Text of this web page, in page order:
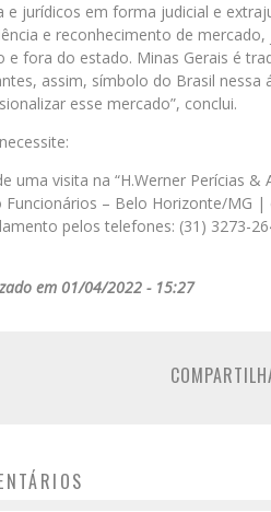
e jurídicos em forma judicial e
e reconhecimento de
e fora do estado. Minas Gerais é
assim, símbolo do Brasil
esse mercado”, conclui.
uma visita na “H.Werner Perícias
Funcionários – Belo Horizonte/MG
pelos telefones: (31) 3273-
em 01/04/2022 - 15:27